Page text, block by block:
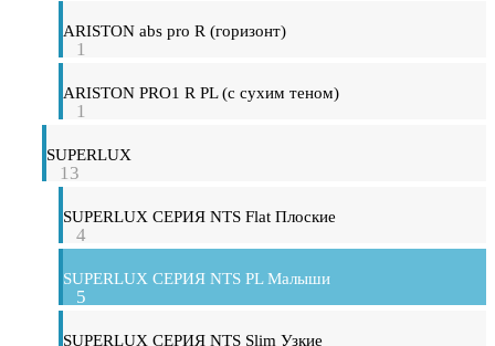
ARISTON abs pro R (горизонт)
1
ARISTON PRO1 R PL (с сухим теном)
1
SUPERLUX
13
SUPERLUX СЕРИЯ NTS Flat Плоские
4
SUPERLUX СЕРИЯ NTS PL Малыши
5
SUPERLUX СЕРИЯ NTS Slim Узкие